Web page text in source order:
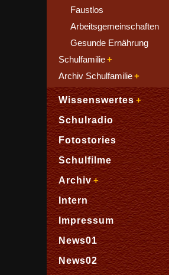
Faustlos
Arbeitsgemeinschaften
Gesunde Ernährung
Schulfamilie
Archiv Schulfamilie
Wissenswertes
Schulradio
Fotostories
Schulfilme
Archiv
Intern
Impressum
News01
News02